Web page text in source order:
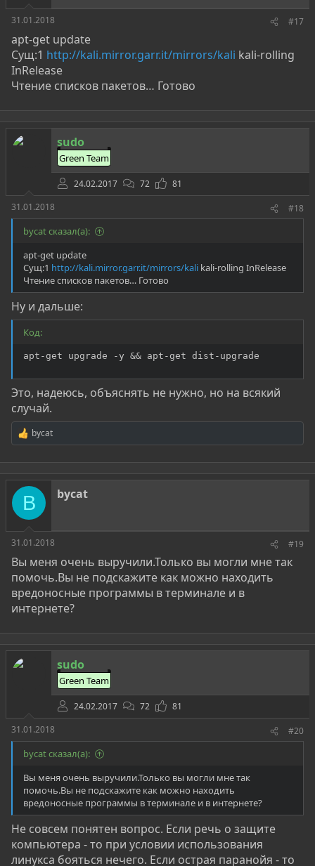
31.01.2018 #17
apt-get update
Сущ:1 http://kali.mirror.garr.it/mirrors/kali kali-rolling
InRelease
Чтение списков пакетов… Готово
sudo
Green Team
24.02.2017 72
81
31.01.2018
#18
bycat сказал(а):
apt-get update
Сущ:1 http://kali.mirror.garr.it/mirrors/kali kali-rolling InRelease
Чтение списков пакетов… Готово
Ну и дальше:
Код:
apt-get upgrade -y && apt-get dist-upgrade
Это, надеюсь, объяснять не нужно, но на всякий
случай.
Р
е
а
к
ц
и
:
bycat
B bycat
31.01.2018 #19
Вы меня очень выручили.Только вы могли мне так
помочь.Вы не подскажите как можно находить
вредоносные программы в терминале и в
интернете?
sudo
Green Team
24.02.2017 72
81
31.01.2018
#20
bycat сказал(а):
Вы меня очень выручили.Только вы могли мне так
помочь.Вы не подскажите как можно находить
вредоносные программы в терминале и в интернете?
Не совсем понятен вопрос. Если речь о защите
компьютера - то при условии использования
линукса бояться нечего. Если острая паранойя - то